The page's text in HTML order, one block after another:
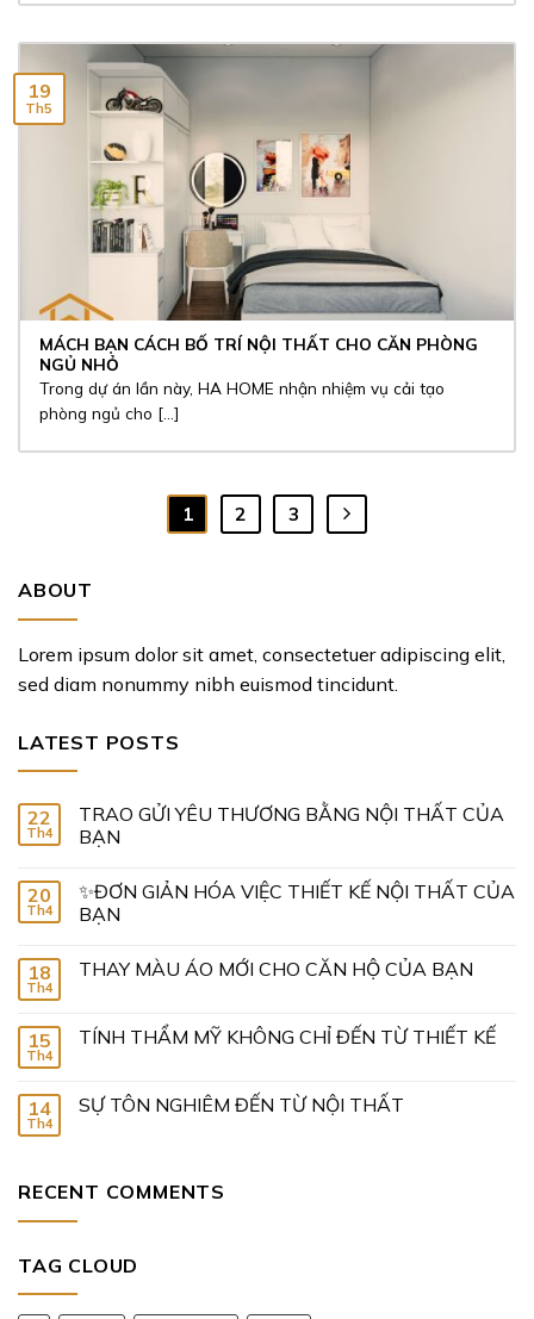
ABOUT
Lorem ipsum dolor sit amet, consectetuer adipiscing elit,
sed diam nonummy nibh euismod tincidunt.
LATEST POSTS
22
Th4
TRAO GỬI YÊU THƯƠNG BẰNG NỘI THẤT CỦA
BẠN
20
Th4
✨ĐƠN GIẢN HÓA VIỆC THIẾT KẾ NỘI THẤT CỦA
BẠN
18
Th4
THAY MÀU ÁO MỚI CHO CĂN HỘ CỦA BẠN
15
Th4
TÍNH THẨM MỸ KHÔNG CHỈ ĐẾN TỪ THIẾT KẾ
14
Th4
SỰ TÔN NGHIÊM ĐẾN TỪ NỘI THẤT
RECENT COMMENTS
TAG CLOUD
MÁCH BẠN CÁCH BỐ TRÍ NỘI THẤT CHO CĂN PHÒNG
NGỦ NHỎ
Trong dự án lần này, HA HOME nhận nhiệm vụ cải tạo
phòng ngủ cho [...]
19
Th5
1 2 3